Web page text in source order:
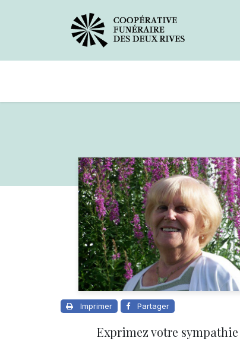
Imprimer Partager
Exprimez votre sympathie